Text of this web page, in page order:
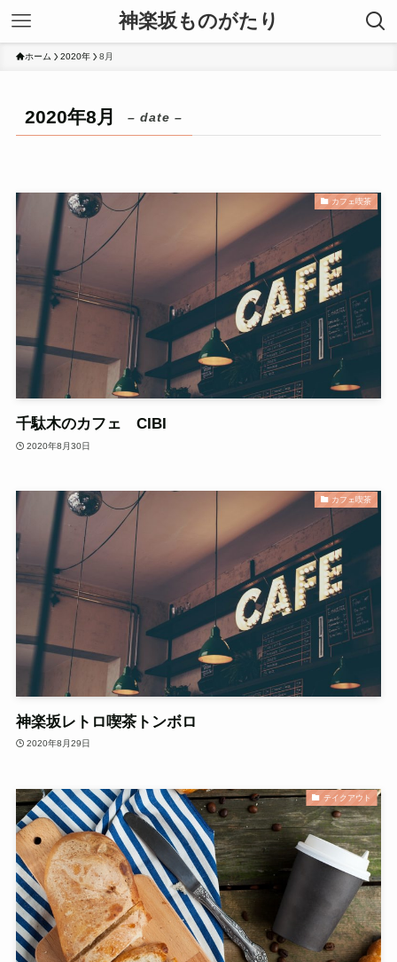
神楽坂ものがたり
ホーム 2020年 8月
2020年8月 – date –
カフェ喫茶
千駄木のカフェ CIBI
2020年8月30日
カフェ喫茶
神楽坂レトロ喫茶トンボロ
2020年8月29日
テイクアウト